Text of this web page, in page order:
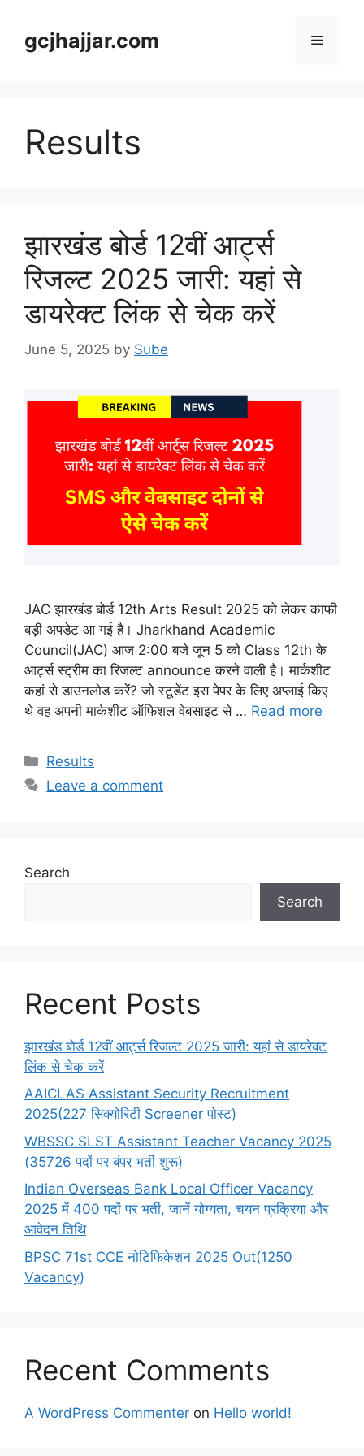
contentgcjhajjar.com Menu
Results
झारखंड बोर्ड 12वीं आर्ट्स
रिजल्ट 2025 जारी: यहां से
डायरेक्ट लिंक से चेक करें
June 5, 2025 by Sube
JAC झारखंड बोर्ड 12th Arts Result 2025 को लेकर काफी
बड़ी अपडेट आ गई है। Jharkhand Academic
Council(JAC) आज 2:00 बजे जून 5 को Class 12th के
आर्ट्स स्ट्रीम का रिजल्ट announce करने वाली है। मार्कशीट
कहां से डाउनलोड करें? जो स्टूडेंट इस पेपर के लिए अप्लाई किए
थे वह अपनी मार्कशीट ऑफिशल वेबसाइट से … Read more
Categories
Results
Leave a comment
Search
Search
Recent Posts
झारखंड बोर्ड 12वीं आर्ट्स रिजल्ट 2025 जारी: यहां से डायरेक्ट
लिंक से चेक करें
AAICLAS Assistant Security Recruitment
2025(227 सिक्योरिटी Screener पोस्ट)
WBSSC SLST Assistant Teacher Vacancy 2025
(35726 पदों पर बंपर भर्ती शुरू)
Indian Overseas Bank Local Officer Vacancy
2025 में 400 पदों पर भर्ती, जानें योग्यता, चयन प्रक्रिया और
आवेदन तिथि
BPSC 71st CCE नोटिफिकेशन 2025 Out(1250
Vacancy)
Recent Comments
A WordPress Commenter on Hello world!